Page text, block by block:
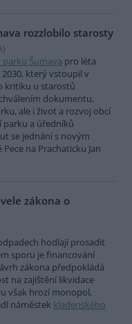
rozzlobilo starosty
)
Šumava pro léta
který vstoupil v
kritiku u starostů
dokumentu,
ale i život a rozvoj obcí
parku a úředníků
se jednání s novým
na Prachaticku Jan
zákona o
hodlají prosadit
sporu je financování
zákona předpokládá
na zajištění likvidace
však hrozí monopol,
náměstek kladenského